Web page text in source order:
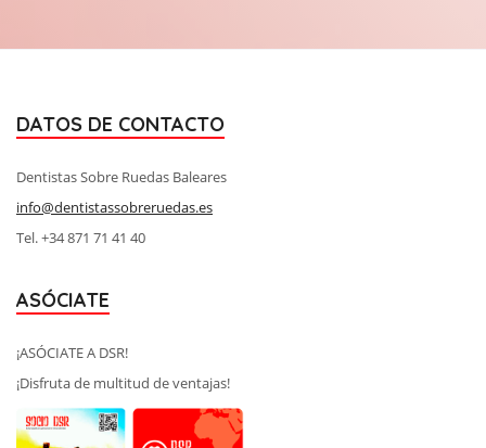
DATOS DE CONTACTO
Dentistas Sobre Ruedas Baleares
info@dentistassobreruedas.es
Tel. +34 871 71 41 40
ASÓCIATE
¡ASÓCIATE A DSR!
¡Disfruta de multitud de ventajas!